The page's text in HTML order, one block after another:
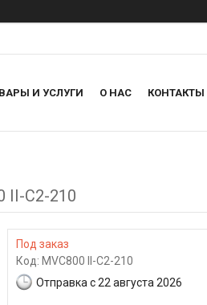
И УСЛУГИ О НАС КОНТАКТЫ
II-C2-210
Под заказ
Код: MVC800 II-C2-210
Отправка с 22 августа 2026